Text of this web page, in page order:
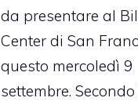
da presentare al
Center di San
questo mercoledì 9
settembre.